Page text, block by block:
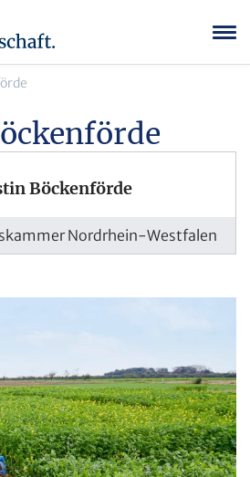
Böckenförde
Nordrhein-Westfalen